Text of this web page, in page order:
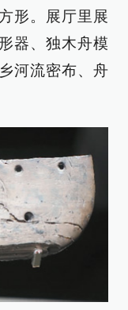
形。展厅里展
器、独木舟模
河流密布、舟